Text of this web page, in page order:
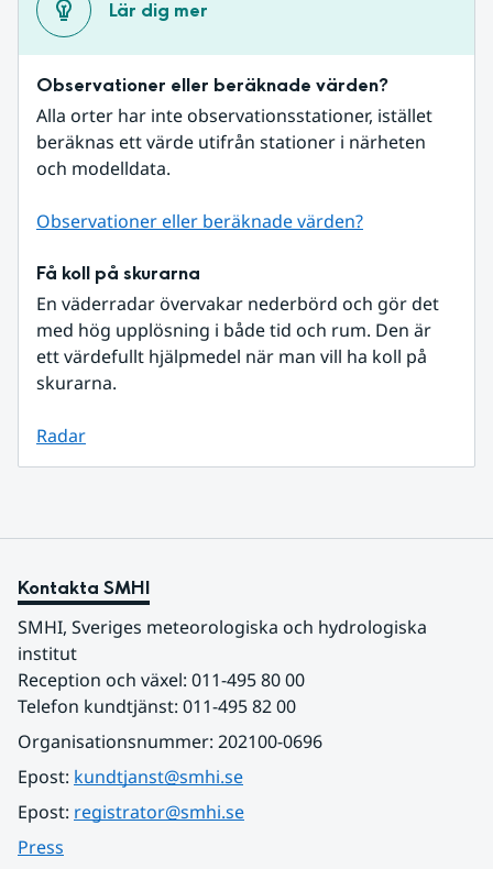
Lär dig mer
Observationer eller beräknade värden?
Alla orter har inte observationsstationer, istället
beräknas ett värde utifrån stationer i närheten
och modelldata.
Observationer eller beräknade värden?
Få koll på skurarna
En väderradar övervakar nederbörd och gör det
med hög upplösning i både tid och rum. Den är
ett värdefullt hjälpmedel när man vill ha koll på
skurarna.
Radar
Kontakta SMHI
SMHI, Sveriges meteorologiska och hydrologiska
institut
Reception och växel: 011-495 80 00
Telefon kundtjänst: 011-495 82 00
Organisationsnummer: 202100-0696
Epost: kundtjanst@smhi.se
Epost: registrator@smhi.se
Press